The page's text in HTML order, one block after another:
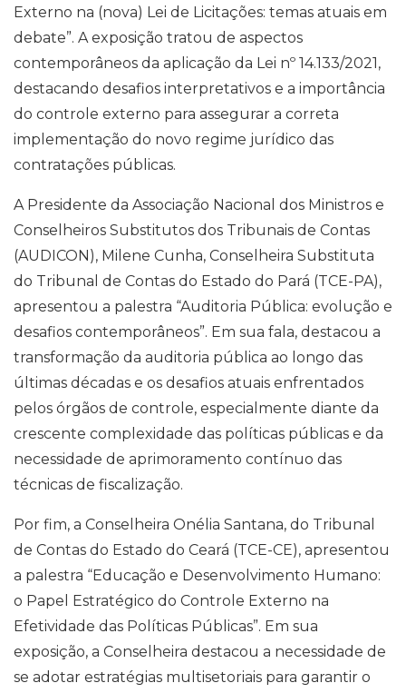
Externo na (nova) Lei de Licitações: temas atuais em
debate”. A exposição tratou de aspectos
contemporâneos da aplicação da Lei nº 14.133/2021,
destacando desafios interpretativos e a importância
do controle externo para assegurar a correta
implementação do novo regime jurídico das
contratações públicas.
A Presidente da Associação Nacional dos Ministros e
Conselheiros Substitutos dos Tribunais de Contas
(AUDICON), Milene Cunha, Conselheira Substituta
do Tribunal de Contas do Estado do Pará (TCE-PA),
apresentou a palestra “Auditoria Pública: evolução e
desafios contemporâneos”. Em sua fala, destacou a
transformação da auditoria pública ao longo das
últimas décadas e os desafios atuais enfrentados
pelos órgãos de controle, especialmente diante da
crescente complexidade das políticas públicas e da
necessidade de aprimoramento contínuo das
técnicas de fiscalização.
Por fim, a Conselheira Onélia Santana, do Tribunal
de Contas do Estado do Ceará (TCE-CE), apresentou
a palestra “Educação e Desenvolvimento Humano:
o Papel Estratégico do Controle Externo na
Efetividade das Políticas Públicas”. Em sua
exposição, a Conselheira destacou a necessidade de
se adotar estratégias multisetoriais para garantir o